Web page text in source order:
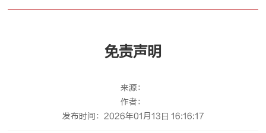
免责声明
来源：
作者：
发布时间：2026年01月13日 16:16:17